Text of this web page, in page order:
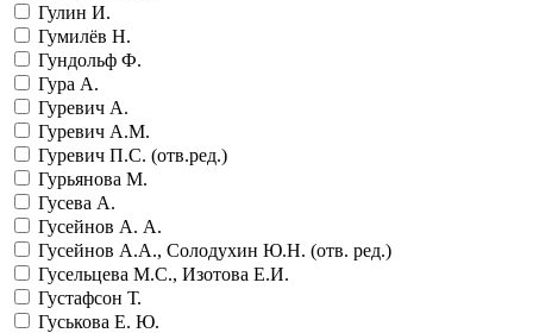
Гулин И.
Гумилёв Н.
Гундольф Ф.
Гура А.
Гуревич А.
Гуревич А.М.
Гуревич П.С. (отв.ред.)
Гурьянова М.
Гусева А.
Гусейнов А. А.
Гусейнов А.А., Солодухин Ю.Н. (отв. ред.)
Гусельцева М.С., Изотова Е.И.
Густафсон Т.
Гуськова Е. Ю.